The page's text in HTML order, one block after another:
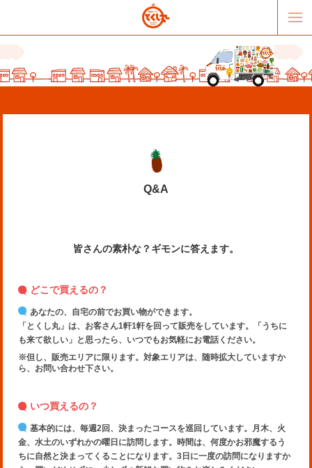
オススメリンク テーマソング
Q&A
皆さんの素朴な？ギモンに答えます。
どこで買えるの？
あなたの、自宅の前でお買い物ができます。
「とくし丸」は、お客さん1軒1軒を回って販売をしています。「うちに
も来て欲しい」と思ったら、いつでもお気軽にお電話ください。
※但し、販売エリアに限ります。対象エリアは、随時拡大していますか
ら、お問い合わせ下さい。
いつ買えるの？
基本的には、毎週2回、決まったコースを巡回しています。月木、火
金、水土のいずれかの曜日に訪問します。時間は、何度かお邪魔するう
ちに自然と決まってくることになります。3日に一度の訪問になりますか